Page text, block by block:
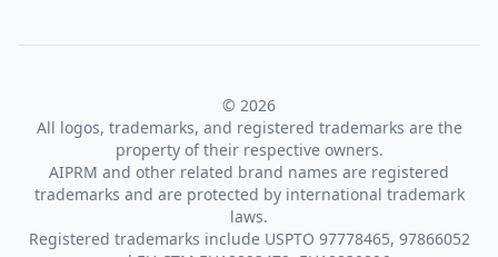
© 2026
All logos, trademarks, and registered trademarks are the
property of their respective owners.
AIPRM and other related brand names are registered
trademarks and are protected by international trademark
laws.
Registered trademarks include USPTO 97778465, 97866052